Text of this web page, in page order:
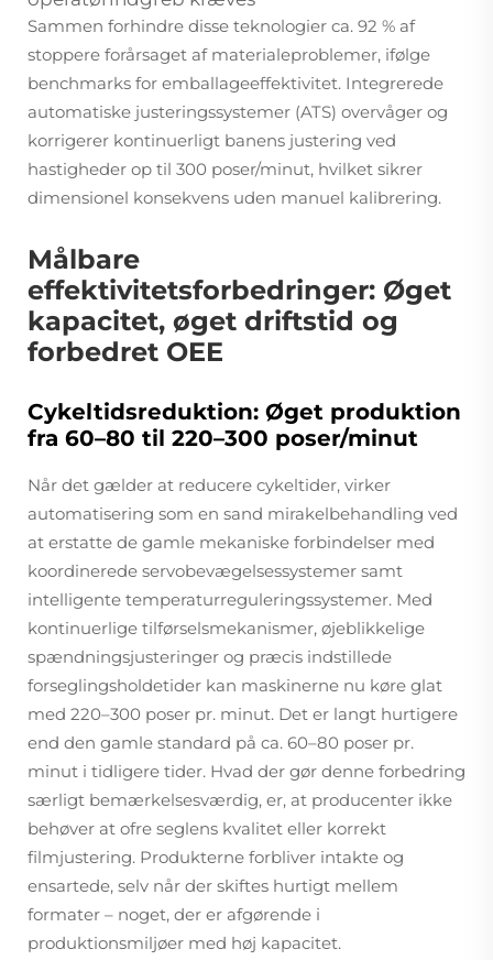
Sammen forhindre disse teknologier ca. 92 % af
stoppere forårsaget af materialeproblemer, ifølge
benchmarks for emballageeffektivitet. Integrerede
automatiske justeringssystemer (ATS) overvåger og
korrigerer kontinuerligt banens justering ved
hastigheder op til 300 poser/minut, hvilket sikrer
dimensionel konsekvens uden manuel kalibrering.
Målbare
effektivitetsforbedringer: Øget
kapacitet, øget driftstid og
forbedret OEE
Cykeltidsreduktion: Øget produktion
fra 60–80 til 220–300 poser/minut
Når det gælder at reducere cykeltider, virker
automatisering som en sand mirakelbehandling ved
at erstatte de gamle mekaniske forbindelser med
koordinerede servobevægelsessystemer samt
intelligente temperaturreguleringssystemer. Med
kontinuerlige tilførselsmekanismer, øjeblikkelige
spændningsjusteringer og præcis indstillede
forseglingsholdetider kan maskinerne nu køre glat
med 220–300 poser pr. minut. Det er langt hurtigere
end den gamle standard på ca. 60–80 poser pr.
minut i tidligere tider. Hvad der gør denne forbedring
særligt bemærkelsesværdig, er, at producenter ikke
behøver at ofre seglens kvalitet eller korrekt
filmjustering. Produkterne forbliver intakte og
ensartede, selv når der skiftes hurtigt mellem
formater – noget, der er afgørende i
produktionsmiljøer med høj kapacitet.